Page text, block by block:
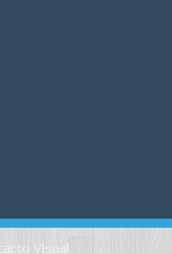
Visual